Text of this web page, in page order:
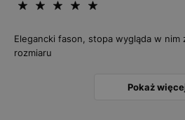
Elegancki fason, stopa wygląda w nim
rozmiaru
Pokaż